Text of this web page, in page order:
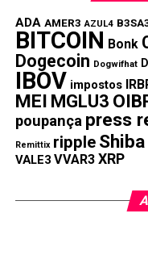
ADA AMER3 AZUL4
BITCOIN Bonk
Dogecoin Dogwifhat
IBOV impostos
MEI MGLU3
poupança press
Remittix ripple
VALE3 VVAR3 XRP